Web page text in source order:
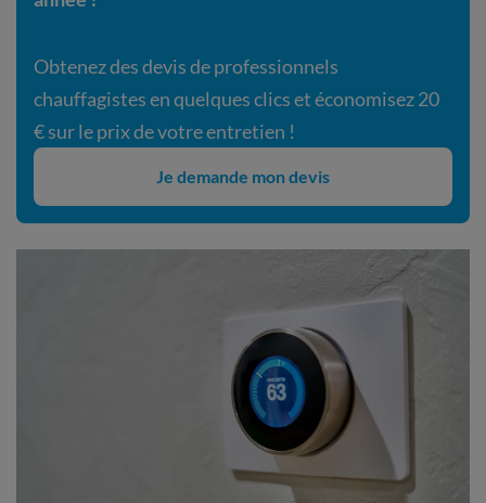
Obtenez des devis de professionnels
chauffagistes en quelques clics et économisez 20
€ sur le prix de votre entretien !
Je demande mon devis